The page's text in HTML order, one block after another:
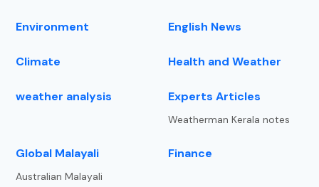
Environment English News
Climate Health and Weather
weather analysis Experts Articles
Weatherman Kerala notes
⁠Global Malayali
Australian Malayali
Finance